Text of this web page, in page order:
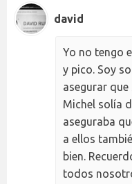
david
Yo no tengo
y pico. Soy
asegurar que
Michel solía
aseguraba
a ellos
bien.
todos